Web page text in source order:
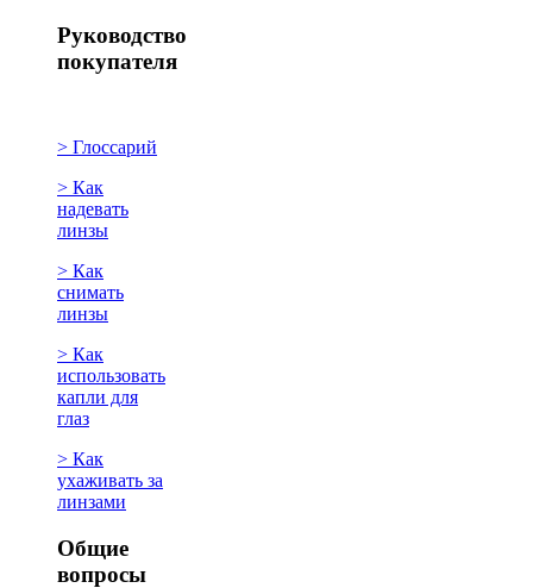
Руководство
покупателя
> Глоссарий
> Как
надевать
линзы
> Как
снимать
линзы
> Как
использовать
капли для
глаз
> Как
ухаживать за
линзами
Общие
вопросы